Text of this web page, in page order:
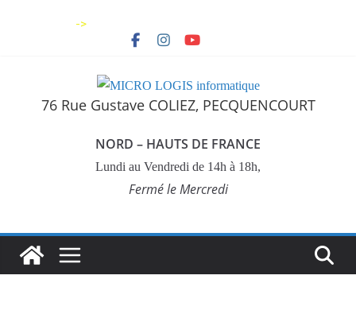
->
76 Rue Gustave COLIEZ, PECQUENCOURT
NORD – HAUTS DE FRANCE
Lundi au Vendredi de 14h à 18h,
Fermé le Mercredi